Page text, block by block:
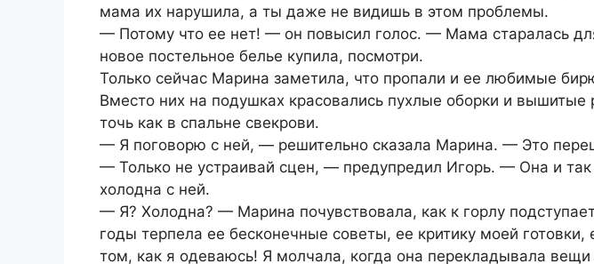
мама их нарушила, а ты даже не видишь в этом проблемы.
— Потому что ее нет! — он повысил голос. — Мама старалась
новое постельное белье купила, посмотри.
Только сейчас Марина заметила, что пропали и ее любимые
Вместо них на подушках красовались пухлые оборки и
точь как в спальне свекрови.
— Я поговорю с ней, — решительно сказала Марина. — Это
— Только не устраивай сцен, — предупредил Игорь. — Она и
холодна с ней.
— Я? Холодна? — Марина почувствовала, как к горлу
годы терпела ее бесконечные советы, ее критику моей
том, как я одеваюсь! Я молчала, когда она перекладывала